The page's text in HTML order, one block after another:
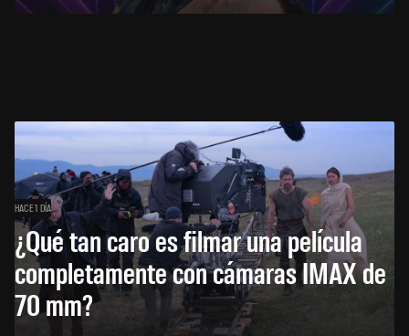
HACE 1 DÍA
¿Qué tan caro es filmar una película
completamente con cámaras IMAX de
70 mm?